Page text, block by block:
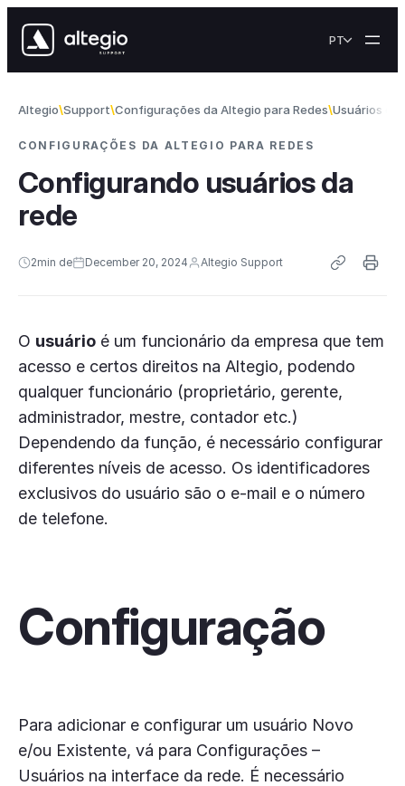
PT
Altegio Support Configurações da Altegio para Redes Usuários da
CONFIGURAÇÕES DA ALTEGIO PARA REDES
Configurando usuários da
rede
2min de December 20, 2024 Altegio Support
O usuário é um funcionário da empresa que tem
acesso e certos direitos na Altegio, podendo
qualquer funcionário (proprietário, gerente,
administrador, mestre, contador etc.)
Dependendo da função, é necessário configurar
diferentes níveis de acesso. Os identificadores
exclusivos do usuário são o e-mail e o número
de telefone.
Configuração
Para adicionar e configurar um usuário Novo
e/ou Existente, vá para Configurações –
Usuários na interface da rede. É necessário